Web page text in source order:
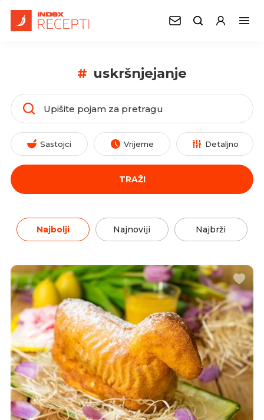
# uskršnjejanje
Sastojci Vrijeme Detaljno
TRAŽI
Najbolji Najnoviji Najbrži